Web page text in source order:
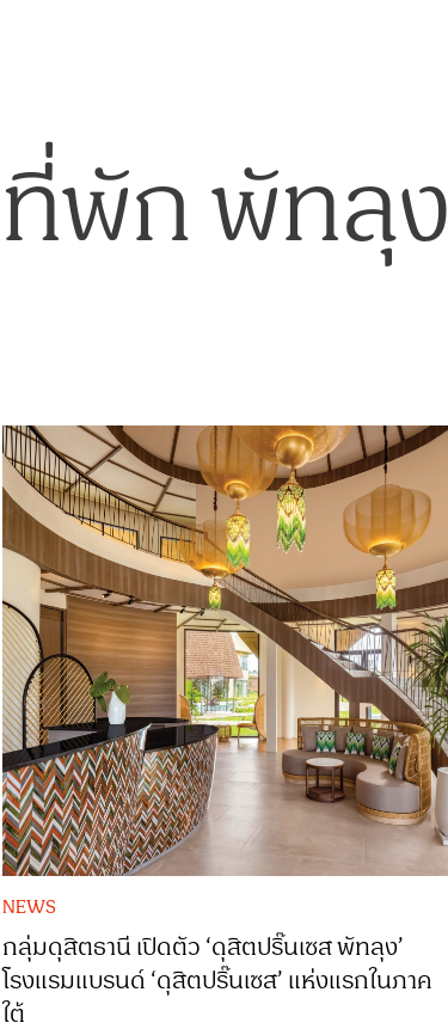
ที่พัก พัทลุง
NEWS
กลุ่มดุสิตธานี เปิดตัว ‘ดุสิตปริ๊นเซส พัทลุง’
โรงแรมแบรนด์ ‘ดุสิตปริ๊นเซส’ แห่งแรกในภาค
ใต้